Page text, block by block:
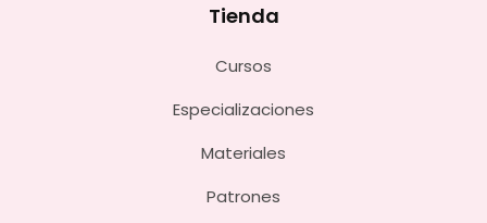
Tienda
Cursos
Especializaciones
Materiales
Patrones